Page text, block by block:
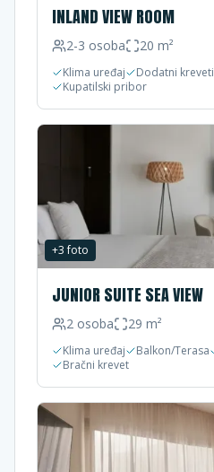
INLAND VIEW ROOM
2-3 osoba 20 m²
Klima uređaj Dodatni kreveti
Kupatilski pribor
+3foto
JUNIOR SUITE SEA VIEW
2 osoba 29 m²
Klima uređaj Balkon/Terasa
Bračni krevet